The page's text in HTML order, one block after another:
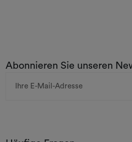
Abonnieren Sie unseren
Mail-